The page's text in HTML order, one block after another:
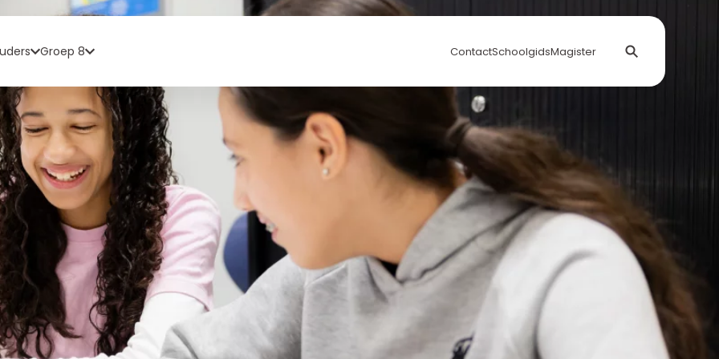
Groep 8 ContactSchoolgidsMagister